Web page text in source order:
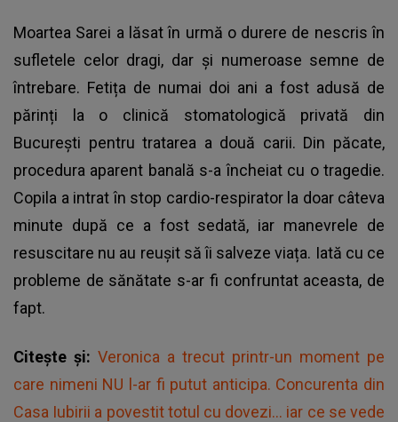
Moartea Sarei a lăsat în urmă o durere de nescris în
sufletele celor dragi, dar și numeroase semne de
întrebare. Fetița de numai doi ani a fost adusă de
părinți la o clinică stomatologică privată din
București pentru tratarea a două carii. Din păcate,
procedura aparent banală s-a încheiat cu o tragedie.
Copila a intrat în stop cardio-respirator la doar câteva
minute după ce a fost sedată, iar manevrele de
resuscitare nu au reușit să îi salveze viața. Iată cu ce
probleme de sănătate s-ar fi confruntat aceasta, de
fapt.
Citește și: Veronica a trecut printr-un moment pe
care nimeni NU l-ar fi putut anticipa. Concurenta din
Casa Iubirii a povestit totul cu dovezi... iar ce se vede